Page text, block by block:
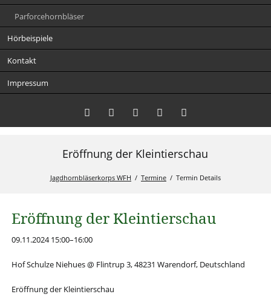
Parforcehornbläser
Hörbeispiele
Kontakt
Impressum
TwitterLinkedInInstagramFacebookRSS-
Eröffnung der Kleintierschau
Jagdhornbläserkorps WFH Termine Termin Details
Eröffnung der Kleintierschau
09.11.2024 15:00–16:00
Hof Schulze Niehues @ Flintrup 3, 48231 Warendorf, Deutschland
Eröffnung der Kleintierschau